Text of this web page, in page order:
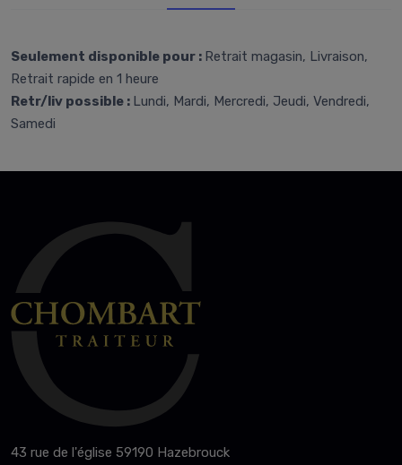
Seulement disponible pour : Retrait magasin, Livraison,
Retrait rapide en 1 heure
Retr/liv possible : Lundi, Mardi, Mercredi, Jeudi, Vendredi,
Samedi
43 rue de l'église 59190 Hazebrouck